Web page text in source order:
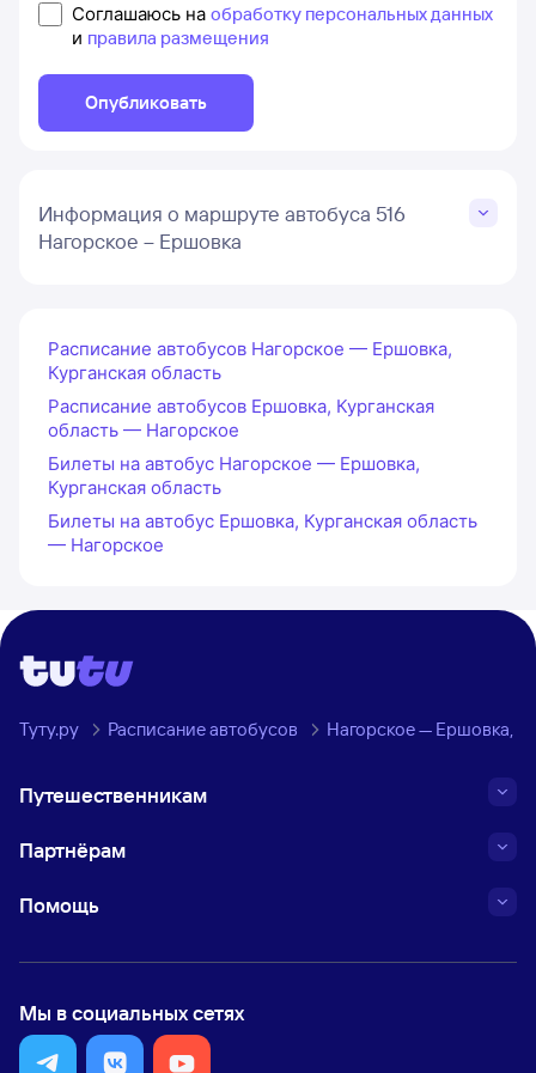
Соглашаюсь на обработку персональных данных
и правила размещения
Опубликовать
Информация о маршруте автобуса 516
Нагорское – Ершовка
Расписание автобусов Нагорское — Ершовка,
Курганская область
Расписание автобусов Ершовка, Курганская
область — Нагорское
Билеты на автобус Нагорское — Ершовка,
Курганская область
Билеты на автобус Ершовка, Курганская область
— Нагорское
Туту.ру Расписание автобусов Нагорское — Ершовка,
Путешественникам
Партнёрам
Помощь
Мы в социальных сетях